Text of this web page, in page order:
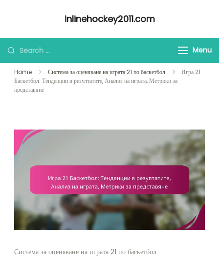
inlinehockey2011.com
Looking
for
Something?
Menu
Home Система за оценяване на играта 21 по баскетбол
Игра 21
Баскетбол: Тенденции в резултатите, Анализ на играта, Метрики за
представяне
Система за оценяване на играта 21 по баскетбол